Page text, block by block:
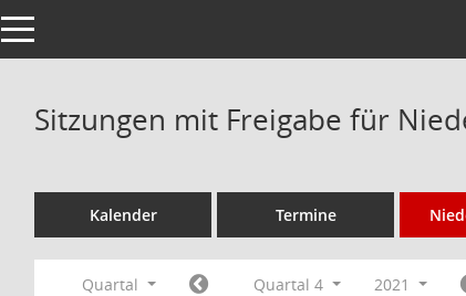
Toggle navigation
Sitzungen mit Freigabe für
Kalender Termine
Quartal Quartal 4 2021